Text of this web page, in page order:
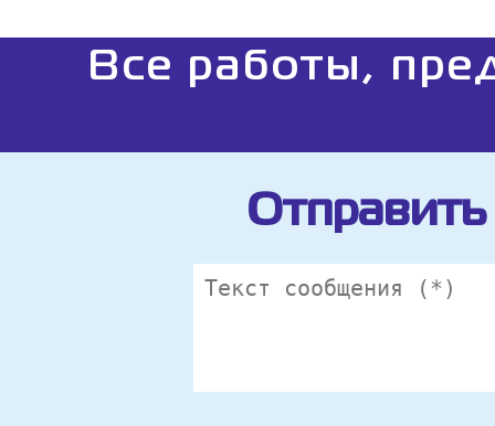
Все работы,
Отправить